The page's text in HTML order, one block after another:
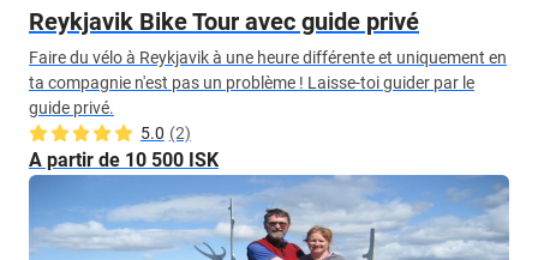
Reykjavik Bike Tour avec guide privé
Faire du vélo à Reykjavik à une heure différente et uniquement en
ta compagnie n'est pas un problème ! Laisse-toi guider par le
guide privé.
5.0 (2)
A partir de 10 500 ISK